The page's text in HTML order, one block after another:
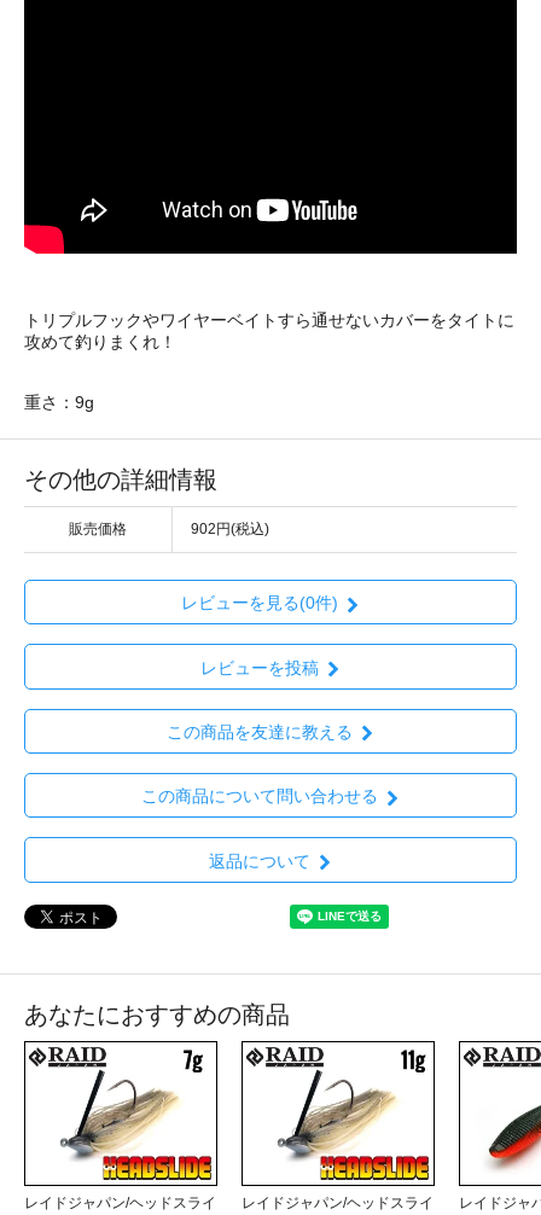
トリプルフックやワイヤーベイトすら通せないカバーをタイトに
攻めて釣りまくれ！
重さ：9g
その他の詳細情報
販売価格 902円(税込)
レビューを見る(0件)
レビューを投稿
この商品を友達に教える
この商品について問い合わせる
返品について
あなたにおすすめの商品
レイドジャパン/ヘッドスライ
レイドジャパン/ヘッドスライ
レイドジャ